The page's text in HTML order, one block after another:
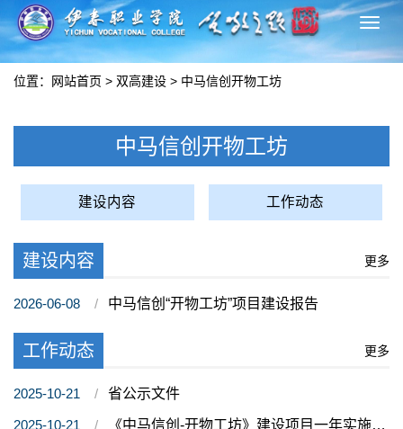
切
换
位置： 网站首页 > 双高建设 > 中马信创开物工坊
中马信创开物工坊
建设内容 工作动态
建设内容 更多
2026-06-08 中马信创“开物工坊”项目建设报告
工作动态 更多
2025-10-21 省公示文件
2025-10-21 《中马信创-开物工坊》建设项目一年实施计划